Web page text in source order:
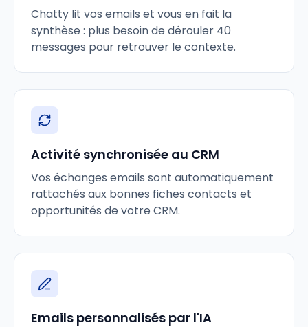
Chatty lit vos emails et vous en fait la
synthèse : plus besoin de dérouler 40
messages pour retrouver le contexte.
Activité synchronisée au CRM
Vos échanges emails sont automatiquement
rattachés aux bonnes fiches contacts et
opportunités de votre CRM.
Emails personnalisés par l'IA